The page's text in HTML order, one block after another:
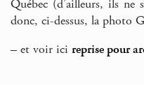
Québec (d’ailleurs, ils ne
donc, ci-dessus, la photo
– et voir ici reprise pour